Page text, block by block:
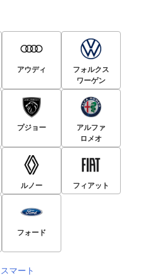
アウディ
フォルクス
ワーゲン
プジョー
アルファ
ロメオ
ルノー フィアット
フォード
スマート